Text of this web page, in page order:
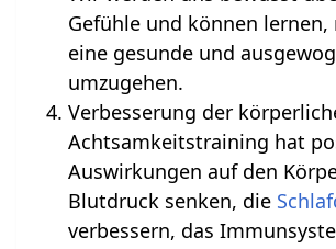
Gefühle und können
eine gesunde und
umzugehen.
Verbesserung der
Achtsamkeitstraining hat
Auswirkungen auf den
Blutdruck senken, die
verbessern, das